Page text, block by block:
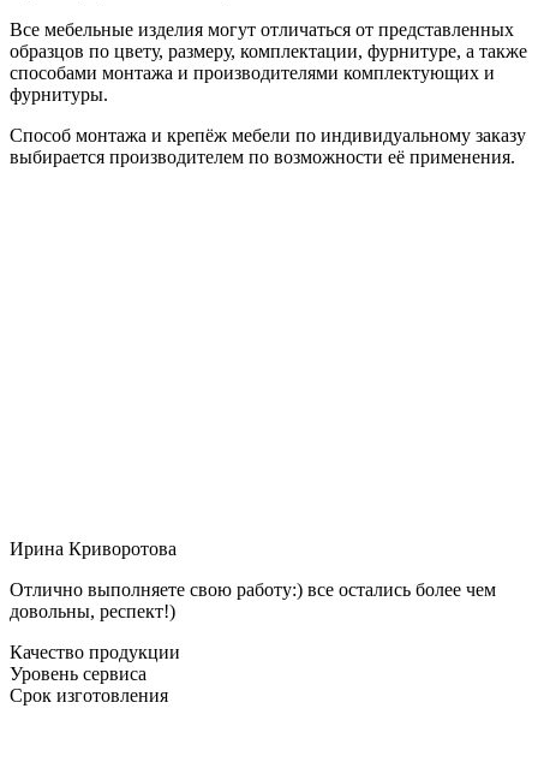
Все мебельные изделия могут отличаться от представленных
образцов по цвету, размеру, комплектации, фурнитуре, а также
способами монтажа и производителями комплектующих и
фурнитуры.
Способ монтажа и крепёж мебели по индивидуальному заказу
выбирается производителем по возможности её применения.
Ирина Криворотова
Отлично выполняете свою работу:) все остались более чем
довольны, респект!)
Качество продукции
Уровень сервиса
Срок изготовления